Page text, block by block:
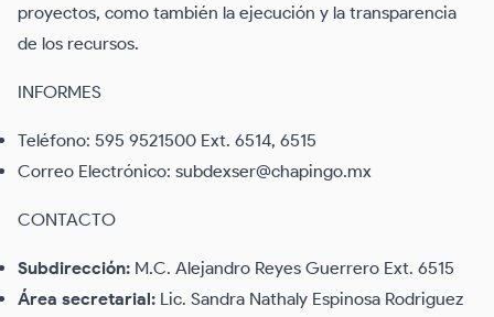
proyectos, como también la ejecución y la transparencia
de los recursos.
INFORMES
Teléfono: 595 9521500 Ext. 6514, 6515
Correo Electrónico: subdexser@chapingo.mx
CONTACTO
Subdirección: M.C. Alejandro Reyes Guerrero Ext. 6515
Área secretarial: Lic. Sandra Nathaly Espinosa Rodriguez